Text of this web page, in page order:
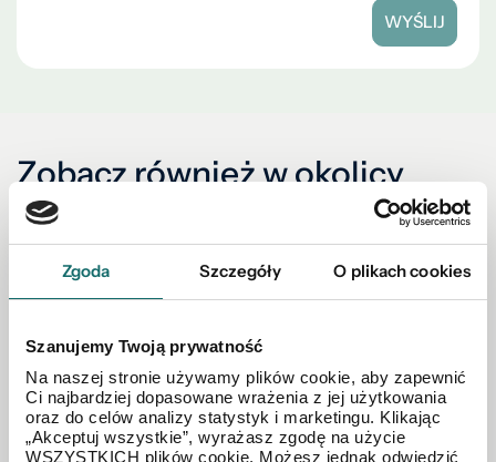
Zgoda Szczegóły O plikach cookies
Szanujemy Twoją prywatność
Na naszej stronie używamy plików cookie, aby zapewnić
Ci najbardziej dopasowane wrażenia z jej użytkowania
oraz do celów analizy statystyk i marketingu. Klikając
„Akceptuj wszystkie”, wyrażasz zgodę na użycie
WSZYSTKICH plików cookie. Możesz jednak odwiedzić
WYŚLIJ
Zobacz również w okolicy